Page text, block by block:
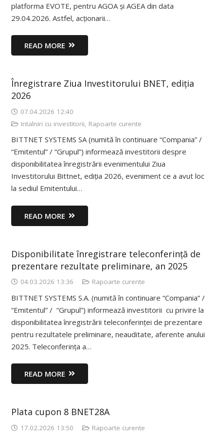
platforma EVOTE, pentru AGOA și AGEA din data
29.04.2026. Astfel, acționarii…
READ MORE
Înregistrare Ziua Investitorului BNET, ediția
2026
07.04.2026 12:40
Intalniri cu investitorii, Rapoarte curente
BITTNET SYSTEMS SA (numită în continuare “Compania” /
“Emitentul” / “Grupul”) informează investitorii despre
disponibilitatea înregistrării evenimentului Ziua
Investitorului Bittnet, ediția 2026, eveniment ce a avut loc
la sediul Emitentului…
READ MORE
Disponibilitate înregistrare teleconferință de
prezentare rezultate preliminare, an 2025
04.03.2026 13:36 Rapoarte curente
BITTNET SYSTEMS S.A. (numită în continuare “Compania” /
“Emitentul” / “Grupul”) informează investitorii cu privire la
disponibilitatea înregistrării teleconferinței de prezentare
pentru rezultatele preliminare, neauditate, aferente anului
2025. Teleconferința a…
READ MORE
Plata cupon 8 BNET28A
17.02.2026 13:50 Rapoarte curente